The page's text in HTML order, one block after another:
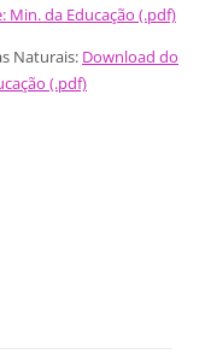
da Educação (.pdf)
Naturais: Download do
(.pdf)